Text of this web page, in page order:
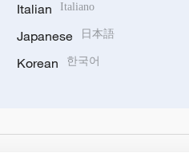
Italian Italiano
Japanese 日本語
Korean 한국어